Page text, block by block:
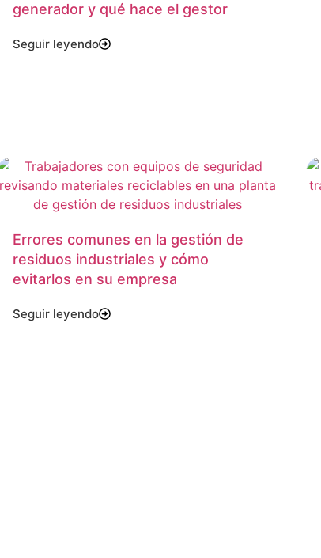
generador y qué hace el gestor
Seguir leyendo
Errores comunes en la gestión de
residuos industriales y cómo
evitarlos en su empresa
Seguir leyendo